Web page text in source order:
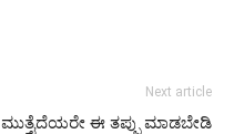
Next article
ಮುತ್ತೈದೆಯರೇ ಈ ತಪ್ಪು ಮಾಡಬೇಡಿ